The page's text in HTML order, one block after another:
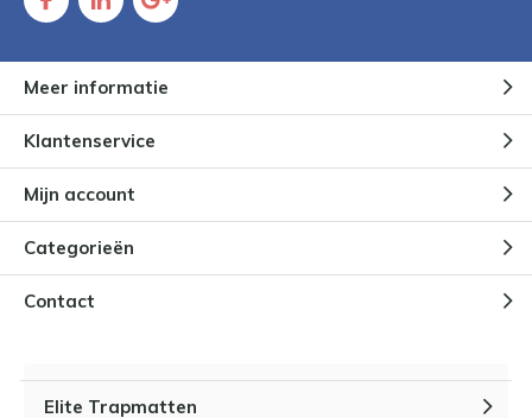
Meer informatie
Klantenservice
Mijn account
Categorieën
Contact
Elite Trapmatten